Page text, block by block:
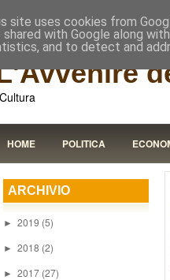
Cultura
HOME POLITICA
ARCHIVIO
► 2019 (5)
► 2018 (2)
► 2017 (27)
site uses cookies from
shared with Google along
and to detect and